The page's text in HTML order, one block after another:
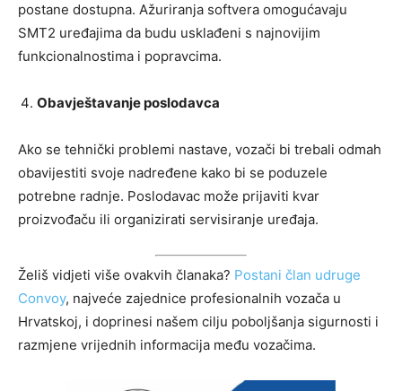
postane dostupna. Ažuriranja softvera omogućavaju
SMT2 uređajima da budu usklađeni s najnovijim
funkcionalnostima i popravcima.
Obavještavanje poslodavca
Ako se tehnički problemi nastave, vozači bi trebali odmah
obavijestiti svoje nadređene kako bi se poduzele
potrebne radnje. Poslodavac može prijaviti kvar
proizvođaču ili organizirati servisiranje uređaja.
Želiš vidjeti više ovakvih članaka? Postani član udruge
Convoy, najveće zajednice profesionalnih vozača u
Hrvatskoj, i doprinesi našem cilju poboljšanja sigurnosti i
razmjene vrijednih informacija među vozačima.